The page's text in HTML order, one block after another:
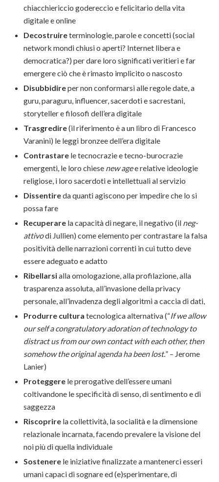
chiacchiericcio godereccio e felicitario della vita
digitale e online
Decostruireterminologie, parole e concetti (social
network mondi chiusi o aperti? Internet libera e
democratica?) per dare loro significati veritieri e far
emergere ciò che è rimasto implicito o nascosto
Disubbidireper non conformarsialle regole date, a
guru, paraguru, influencer, sacerdoti e sacrestani,
storyteller e filosofi dell’era digitale
Trasgredire(il riferimento è a un libro di Francesco
Varanini) le leggi bronzee dell’era digitale
Contrastare le tecnocrazie e tecno-burocrazie
emergenti, le loro chiese new agee relative ideologie
religiose, i loro sacerdoti e intellettuali al servizio
Dissentireda quanti agiscono per impedire che lo si
possa fare
Recuperare la capacità di negare, il negativo (il neg-
attivodi Jullien) come elemento per contrastare la falsa
positività delle narrazioni correnti in cui tutto deve
essere adeguato e adatto
Ribellarsialla omologazione, alla profilazione, alla
trasparenza assoluta, all’invasione della privacy
personale, all’invadenza degli algoritmi a caccia di dati,
Produrre cultura tecnologica alternativa (“If we allow
our self a congratulatory adoration of technology to
distract us from our own contact with each other, then
somehow the original agenda ha been lost.” – Jerome
Lanier)
Proteggere le prerogative dell’essere umani
coltivandone le specificità di senso, di sentimento e di
saggezza
Riscoprire la collettività, la socialità e la dimensione
relazionale incarnata, facendo prevalere la visione del
noi più di quella individuale
Sostenere le iniziative finalizzate a mantenerci esseri
umani capaci di sognare ed (e)sperimentare, di